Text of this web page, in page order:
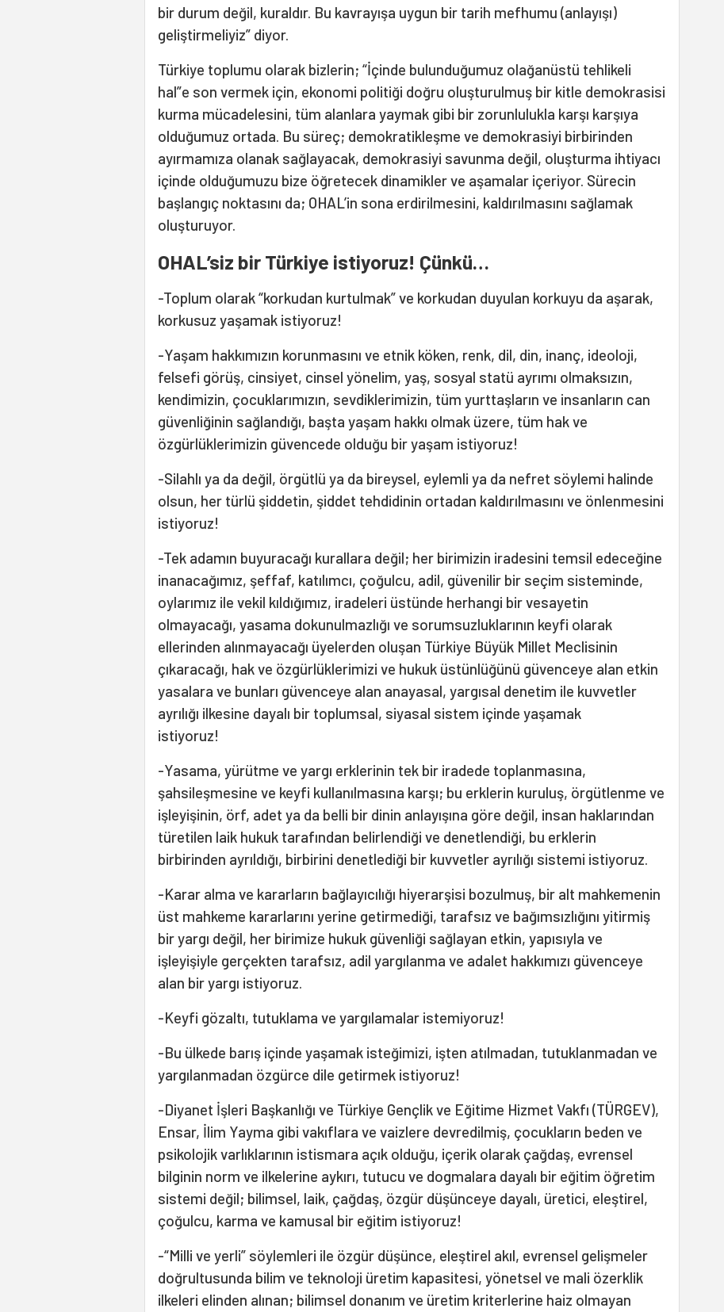
bir durum değil, kuraldır. Bu kavrayışa uygun bir tarih mefhumu (anlayışı)
geliştirmeliyiz” diyor.
Türkiye toplumu olarak bizlerin; “İçinde bulunduğumuz olağanüstü tehlikeli
hal”e son vermek için, ekonomi politiği doğru oluşturulmuş bir kitle demokrasisi
kurma mücadelesini, tüm alanlara yaymak gibi bir zorunlulukla karşı karşıya
olduğumuz ortada. Bu süreç; demokratikleşme ve demokrasiyi birbirinden
ayırmamıza olanak sağlayacak, demokrasiyi savunma değil, oluşturma ihtiyacı
içinde olduğumuzu bize öğretecek dinamikler ve aşamalar içeriyor. Sürecin
başlangıç noktasını da; OHAL’in sona erdirilmesini, kaldırılmasını sağlamak
oluşturuyor.
OHAL’siz bir Türkiye istiyoruz! Çünkü…
-Toplum olarak “korkudan kurtulmak” ve korkudan duyulan korkuyu da aşarak,
korkusuz yaşamak istiyoruz!
-Yaşam hakkımızın korunmasını ve etnik köken, renk, dil, din, inanç, ideoloji,
felsefi görüş, cinsiyet, cinsel yönelim, yaş, sosyal statü ayrımı olmaksızın,
kendimizin, çocuklarımızın, sevdiklerimizin, tüm yurttaşların ve insanların can
güvenliğinin sağlandığı, başta yaşam hakkı olmak üzere, tüm hak ve
özgürlüklerimizin güvencede olduğu bir yaşam istiyoruz!
-Silahlı ya da değil, örgütlü ya da bireysel, eylemli ya da nefret söylemi halinde
olsun, her türlü şiddetin, şiddet tehdidinin ortadan kaldırılmasını ve önlenmesini
istiyoruz!
-Tek adamın buyuracağı kurallara değil; her birimizin iradesini temsil edeceğine
inanacağımız, şeffaf, katılımcı, çoğulcu, adil, güvenilir bir seçim sisteminde,
oylarımız ile vekil kıldığımız, iradeleri üstünde herhangi bir vesayetin
olmayacağı, yasama dokunulmazlığı ve sorumsuzluklarının keyfi olarak
ellerinden alınmayacağı üyelerden oluşan Türkiye Büyük Millet Meclisinin
çıkaracağı, hak ve özgürlüklerimizi ve hukuk üstünlüğünü güvenceye alan etkin
yasalara ve bunları güvenceye alan anayasal, yargısal denetim ile kuvvetler
ayrılığı ilkesine dayalı bir toplumsal, siyasal sistem içinde yaşamak
istiyoruz!
-Yasama, yürütme ve yargı erklerinin tek bir iradede toplanmasına,
şahsileşmesine ve keyfi kullanılmasına karşı; bu erklerin kuruluş, örgütlenme ve
işleyişinin, örf, adet ya da belli bir dinin anlayışına göre değil, insan haklarından
türetilen laik hukuk tarafından belirlendiği ve denetlendiği, bu erklerin
birbirinden ayrıldığı, birbirini denetlediği bir kuvvetler ayrılığı sistemi istiyoruz.
-Karar alma ve kararların bağlayıcılığı hiyerarşisi bozulmuş, bir alt mahkemenin
üst mahkeme kararlarını yerine getirmediği, tarafsız ve bağımsızlığını yitirmiş
bir yargı değil, her birimize hukuk güvenliği sağlayan etkin, yapısıyla ve
işleyişiyle gerçekten tarafsız, adil yargılanma ve adalet hakkımızı güvenceye
alan bir yargı istiyoruz.
-Keyfi gözaltı, tutuklama ve yargılamalar istemiyoruz!
-Bu ülkede barış içinde yaşamak isteğimizi, işten atılmadan, tutuklanmadan ve
yargılanmadan özgürce dile getirmek istiyoruz!
-Diyanet İşleri Başkanlığı ve Türkiye Gençlik ve Eğitime Hizmet Vakfı (TÜRGEV),
Ensar, İlim Yayma gibi vakıflara ve vaizlere devredilmiş, çocukların beden ve
psikolojik varlıklarının istismara açık olduğu, içerik olarak çağdaş, evrensel
bilginin norm ve ilkelerine aykırı, tutucu ve dogmalara dayalı bir eğitim öğretim
sistemi değil; bilimsel, laik, çağdaş, özgür düşünceye dayalı, üretici, eleştirel,
çoğulcu, karma ve kamusal bir eğitim istiyoruz!
-“Milli ve yerli” söylemleri ile özgür düşünce, eleştirel akıl, evrensel gelişmeler
doğrultusunda bilim ve teknoloji üretim kapasitesi, yönetsel ve mali özerklik
ilkeleri elinden alınan; bilimsel donanım ve üretim kriterlerine haiz olmayan